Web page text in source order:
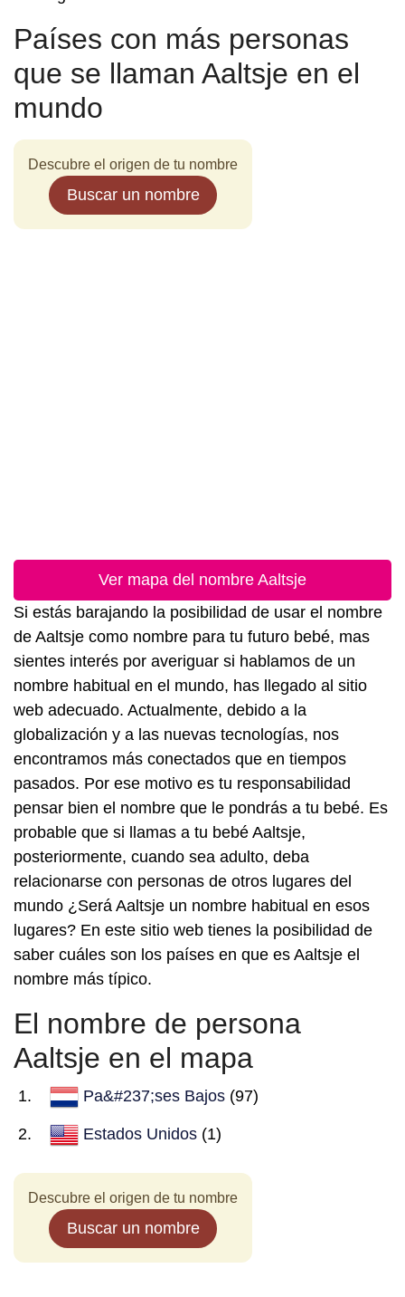
Países con más personas
que se llaman Aaltsje en el
mundo
Descubre el origen de tu nombre
Buscar un nombre
Ver mapa del nombre Aaltsje
Si estás barajando la posibilidad de usar el nombre
de Aaltsje como nombre para tu futuro bebé, mas
sientes interés por averiguar si hablamos de un
nombre habitual en el mundo, has llegado al sitio
web adecuado. Actualmente, debido a la
globalización y a las nuevas tecnologías, nos
encontramos más conectados que en tiempos
pasados. Por ese motivo es tu responsabilidad
pensar bien el nombre que le pondrás a tu bebé. Es
probable que si llamas a tu bebé Aaltsje,
posteriormente, cuando sea adulto, deba
relacionarse con personas de otros lugares del
mundo ¿Será Aaltsje un nombre habitual en esos
lugares? En este sitio web tienes la posibilidad de
saber cuáles son los países en que es Aaltsje el
nombre más típico.
El nombre de persona
Aaltsje en el mapa
Pa&#237;ses Bajos (97)
Estados Unidos (1)
Descubre el origen de tu nombre
Buscar un nombre